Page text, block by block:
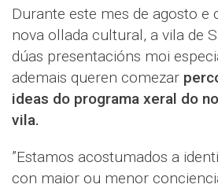
Durante este mes de agosto e
nova ollada cultural, a vila de
dúas presentacións moi
ademais queren comezar
ideas do programa xeral do
vila.
”Estamos acostumados a
con maior ou menor